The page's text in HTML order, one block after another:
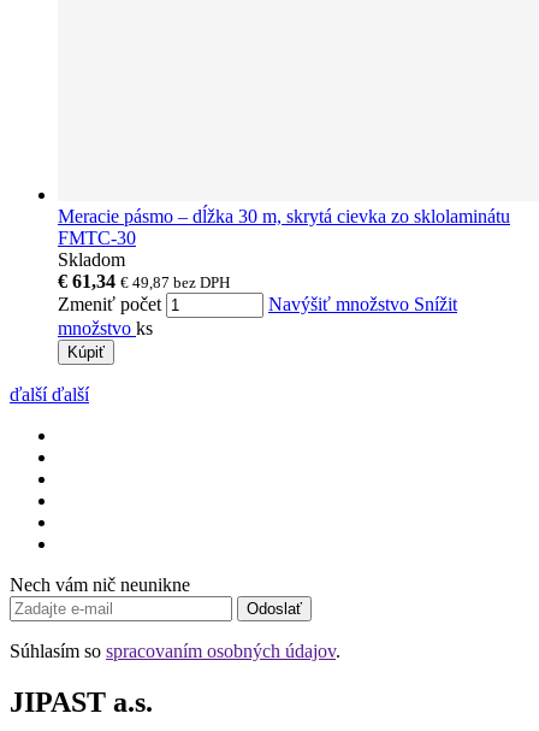
Meracie pásmo – dĺžka 30 m, skrytá cievka zo sklolaminátu
FMTC-30
Skladom
€ 61,34 € 49,87 bez DPH
Zmeniť počet Navýšiť množstvo Snížit
množstvo ks
Kúpiť
ďalší ďalší
Nech vám nič neunikne
Odoslať
Súhlasím so spracovaním osobných údajov.
JIPAST a.s.